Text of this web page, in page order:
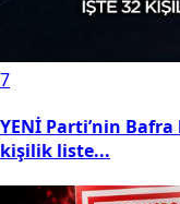
7
YENİ Parti’nin
kişilik liste...